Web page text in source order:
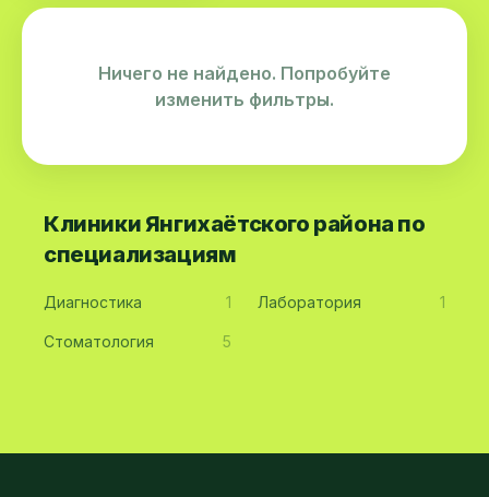
Ничего не найдено. Попробуйте
изменить фильтры.
Клиники Янгихаётского района по
специализациям
Диагностика 1 Лаборатория 1
Стоматология 5